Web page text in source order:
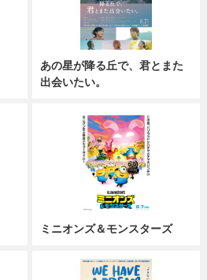
あの星が降る丘で、君とまた
出会いたい。
ミニオンズ＆モンスターズ